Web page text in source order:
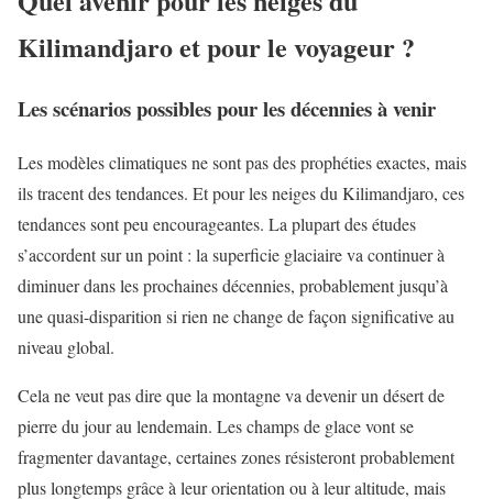
Kilimandjaro et pour le voyageur ?
Les scénarios possibles pour les décennies à venir
Les modèles climatiques ne sont pas des prophéties exactes, mais
ils tracent des tendances. Et pour les neiges du Kilimandjaro, ces
tendances sont peu encourageantes. La plupart des études
s’accordent sur un point : la superficie glaciaire va continuer à
diminuer dans les prochaines décennies, probablement jusqu’à
une quasi-disparition si rien ne change de façon significative au
niveau global.
Cela ne veut pas dire que la montagne va devenir un désert de
pierre du jour au lendemain. Les champs de glace vont se
fragmenter davantage, certaines zones résisteront probablement
plus longtemps grâce à leur orientation ou à leur altitude, mais